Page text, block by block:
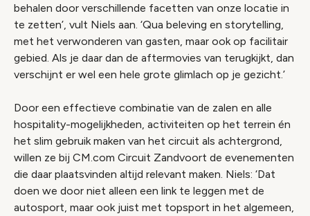
behalen door verschillende facetten van onze locatie in
te zetten’, vult Niels aan. ‘Qua beleving en storytelling,
met het verwonderen van gasten, maar ook op facilitair
gebied. Als je daar dan de aftermovies van terugkijkt, dan
verschijnt er wel een hele grote glimlach op je gezicht.’
Door een effectieve combinatie van de zalen en alle
hospitality-mogelijkheden, activiteiten op het terrein én
het slim gebruik maken van het circuit als achtergrond,
willen ze bij CM.com Circuit Zandvoort de evenementen
die daar plaatsvinden altijd relevant maken. Niels: ‘Dat
doen we door niet alleen een link te leggen met de
autosport, maar ook juist met topsport in het algemeen,